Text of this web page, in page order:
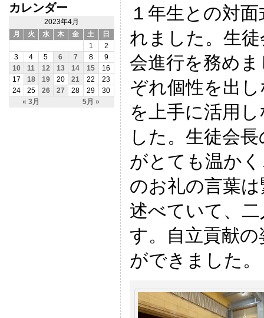
カレンダー
2023年4月
月
火 水 木 金 土 日
« 3月 5月 »
1
2
3
4 5 6 7 8
9
10
11 12 13 14 15
16
17
18 19 20 21 22
23
24
25 26 27 28 29 30
１年生との対
れました。生
会進行を務め
ぞれ個性を出
を上手に活用
した。生徒会
がとても温か
のお礼の言葉
述べていて、
す。自立貢献
ができました。